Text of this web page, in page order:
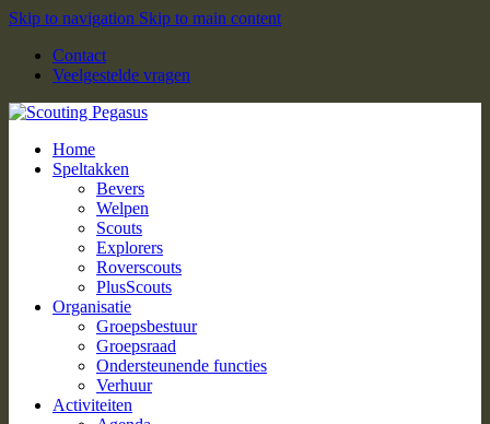
Skip to navigation Skip to main content
Contact
Veelgestelde vragen
Home
Speltakken
Bevers
Welpen
Scouts
Explorers
Roverscouts
PlusScouts
Organisatie
Groepsbestuur
Groepsraad
Ondersteunende functies
Verhuur
Activiteiten